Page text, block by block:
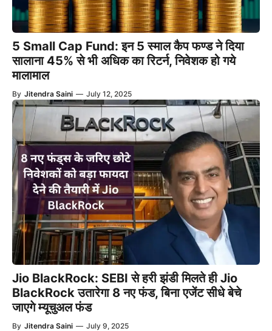
5 Small Cap Fund: इन 5 स्माल कैप फण्ड ने दिया
सालाना 45% से भी अधिक का रिटर्न, निवेशक हो गये
मालामाल
By Jitendra Saini — July 12, 2025
Jio BlackRock: SEBI से हरी झंडी मिलते ही Jio
BlackRock उतारेगा 8 नए फंड, बिना एजेंट सीधे बेचे
जाएगे म्यूचुअल फंड
By Jitendra Saini — July 9, 2025